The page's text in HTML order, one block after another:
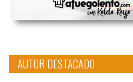
AUTOR DESTACADO